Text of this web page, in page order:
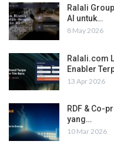
Ralali
AI untuk…
8 May 2026
Ralali.com
Enabler
13 Apr 2026
RDF & Co-
yang…
10 Mar 2026